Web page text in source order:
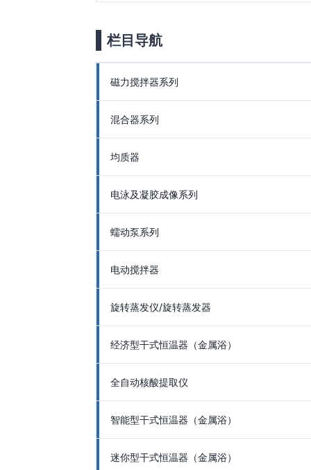
栏目导航
磁力搅拌器系列
混合器系列
均质器
电泳及凝胶成像系列
蠕动泵系列
电动搅拌器
旋转蒸发仪/旋转蒸发器
经济型干式恒温器（金属浴）
全自动核酸提取仪
智能型干式恒温器（金属浴）
迷你型干式恒温器（金属浴）